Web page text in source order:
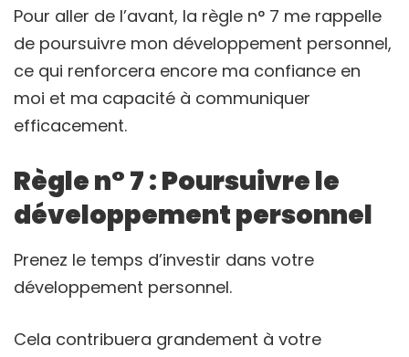
Pour aller de l’avant, la règle n° 7 me rappelle
de poursuivre mon développement personnel,
ce qui renforcera encore ma confiance en
moi et ma capacité à communiquer
efficacement.
Règle n° 7 : Poursuivre le
développement personnel
Prenez le temps d’investir dans votre
développement personnel.
Cela contribuera grandement à votre